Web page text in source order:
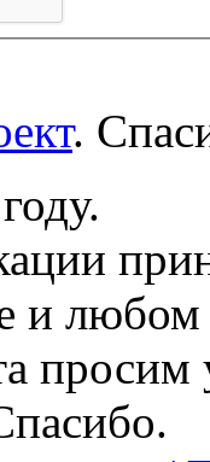
.
и
просим